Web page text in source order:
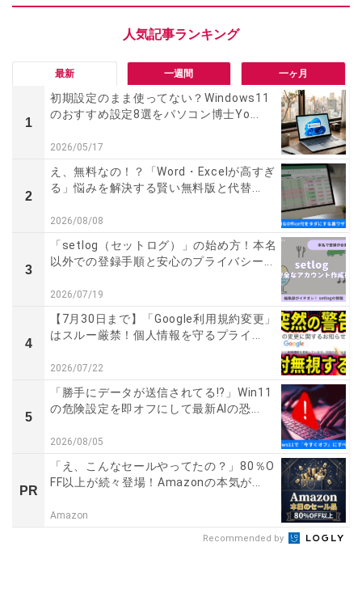
最新 一週間 一ヶ月
1
初期設定のまま使ってない？Windows11
のおすすめ設定8選をパソコン博士Yo...
2026/05/17
2
え、無料なの！？「Word・Excelが高すぎ
る」悩みを解決する賢い無料版と代替...
2026/08/08
3
「setlog（セットログ）」の始め方！本名
以外での登録手順と安心のプライバシー...
2026/07/19
4
【7月30日まで】「Google利用規約変更」
はスルー厳禁！個人情報を守るプライ...
2026/07/22
5
「勝手にデータが送信されてる!?」Win11
の危険設定を即オフにして最新AIの恐...
2026/08/05
PR
「え、こんなセールやってたの？」80％O
FF以上が続々登場！Amazonの本気が...
Amazon
Recommended by